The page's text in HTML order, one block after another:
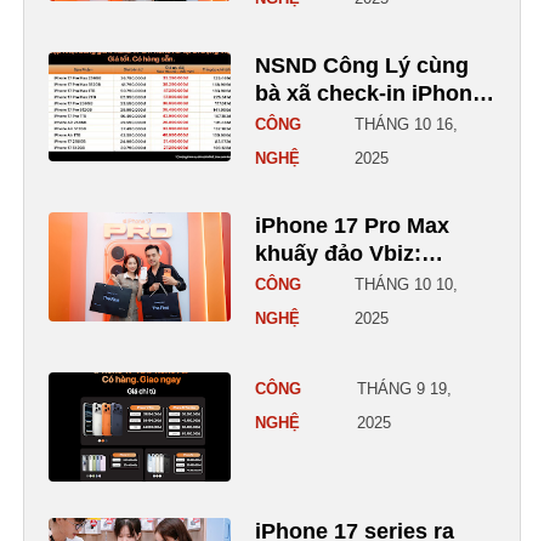
NSND Công Lý cùng
bà xã check-in iPhone
17 Pro Max tại Di Động
Việt
CÔNG
NGHỆ
THÁNG 10 16,
2025
iPhone 17 Pro Max
khuấy đảo Vbiz:
Dương Khắc Linh -
Sara Lưu cùng ‘đổi
CÔNG
NGHỆ
THÁNG 10 10,
2025
CÔNG
NGHỆ
THÁNG 9 19,
2025
iPhone 17 series ra